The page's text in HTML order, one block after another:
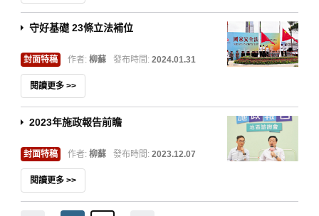
守好基礎 23條立法補位
封面特稿 作者: 柳蘇 發布時間: 2024.01.31
閱讀更多 >>
2023年施政報告前瞻
封面特稿 作者: 柳蘇 發布時間: 2023.12.07
閱讀更多 >>